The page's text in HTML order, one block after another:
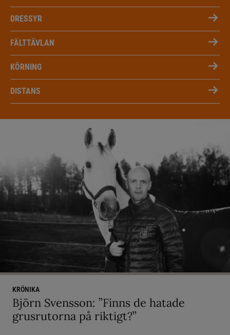
DRESSYR
FÄLTTÄVLAN
KÖRNING
DISTANS
KRÖNIKA
Björn Svensson: ”Finns de hatade
grusrutorna på riktigt?”